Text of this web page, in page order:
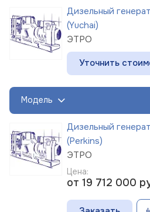
Дизельный
(Yuchai)
ЭТРО
Уточнить
Модель
Дизельный
(Perkins)
ЭТРО
Цена:
от 19 712 000